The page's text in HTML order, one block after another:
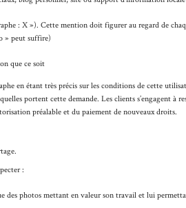
: X »). Cette mention doit figurer au regard de
» peut suffire)
que ce soit
en étant très précis sur les conditions de cette
portent cette demande. Les clients s’engagent
préalable et du paiement de nouveaux droits.
:
des photos mettant en valeur son travail et lui